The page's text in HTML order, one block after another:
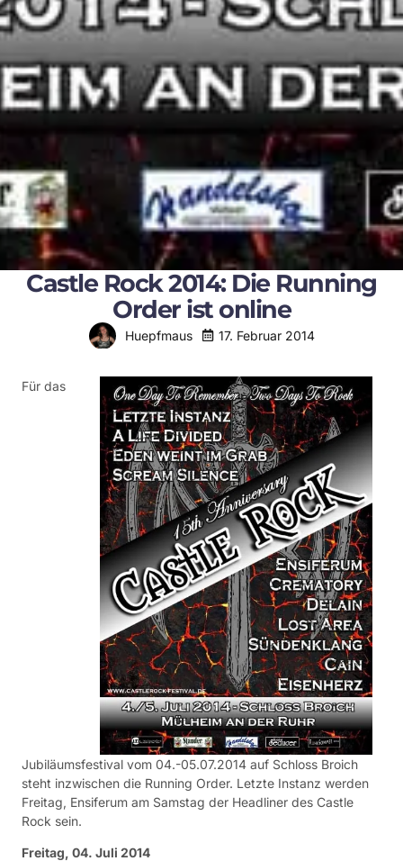
Castle Rock 2014: Die Running
Order ist online
Huepfmaus 17. Februar 2014
Für das
Jubiläumsfestival vom 04.-05.07.2014 auf Schloss Broich
steht inzwischen die Running Order. Letzte Instanz werden
Freitag, Ensiferum am Samstag der Headliner des Castle
Rock sein.
Freitag, 04. Juli 2014